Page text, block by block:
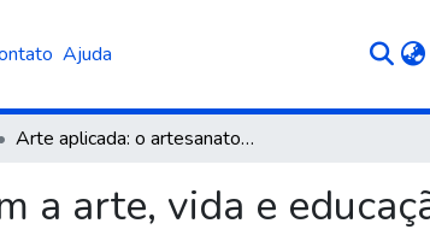
Ajuda
Arte aplicada: o artesanato e suas relações com a arte, vida e educação
a arte, vida e